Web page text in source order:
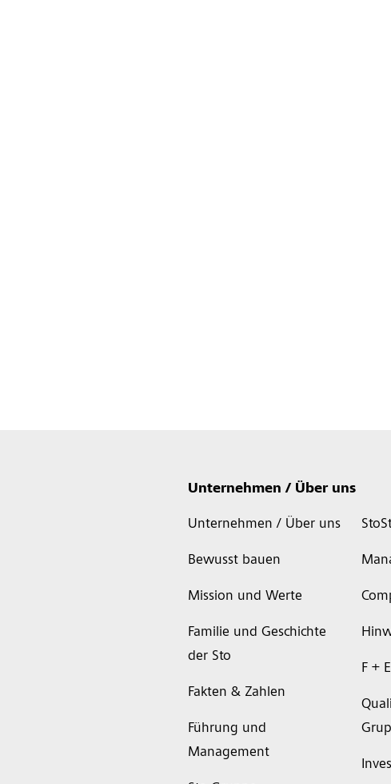
Unternehmen / Über uns
Unternehmen / Über uns
Bewusst bauen
Mission und Werte
Familie und Geschichte
der Sto
Fakten & Zahlen
Führung und
Management
F + E